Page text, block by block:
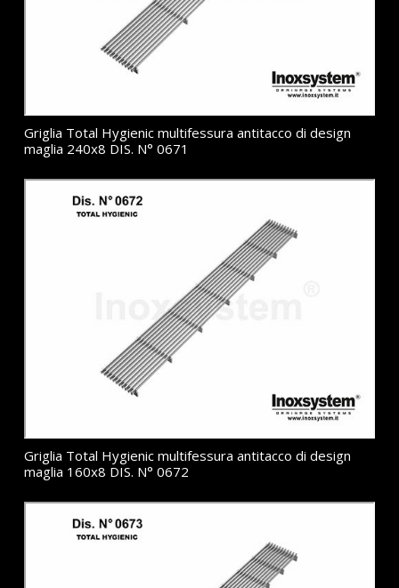
Griglia Total Hygienic multifessura antitacco di design
maglia 240x8 DIS. N° 0671
Griglia Total Hygienic multifessura antitacco di design
maglia 160x8 DIS. N° 0672